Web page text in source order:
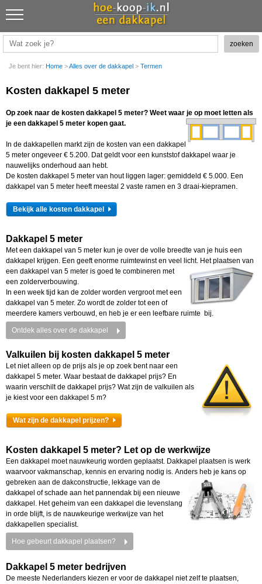
Je bent hier: Home >Alles over de dakkapel > Termen
Kosten dakkapel 5 meter
Op zoek naar de kosten dakkapel 5 meter? Weet waar je op moet letten als
je een dakkapel 5 meter kopen gaat.
In de dakkapellen markt zijn de kosten van een dakkapel
5 meter ongeveer € 5.200. Dat geldt voor een kunststof dakkapel waar je
nauwelijks onderhoud aan hebt.
De kosten dakkapel 5 meter van hout liggen lager: gemiddeld € 5.000. Een
dakkapel van 5 meter heeft meestal 2 vaste ramen en 3 draai-kiepramen.
Bekijk alle kosten dakkapel
Dakkapel 5 meter
Met een dakkapel van 5 meter kun je over de volle breedte van je huis een
dakkapel krijgen. Een geeft enorme ruimtewinst en veel licht. Het plaatsen van
een dakkapel van 5 meter is goed te combineren met
een zolderverbouwing.
In een week tijd kan de zolder worden vergroot met een
dakkapel van 5 meter. Zo wordt de zolder tot een of
meerdere kamers verbouwd, en heb je er een leefbare ruimte bij.
Ontdek alles over de dakkapel
Valkuilen bij kosten dakkapel 5 meter
Let niet alleen op de prijs als je op zoek bent naar een
dakkapel 5 meter. Waar bestaat de dakkapel prijs? En
waarin verschilt de dakkapel prijs? Wat zijn de valkuilen als
je kiest voor een dakkapel 5 m?
Wat zijn de dakkapel prijzen?
Kosten dakkapel 5 meter? Let op de werkwijze
Een dakkapel moet nauwkeurig worden geplaatst. Dakkapel plaatsen is werk
waarvoor vakmanschap, kennis en ervaring nodig is. Anders heb je kans op
gebreken aan de dakconstructie, lekkage van de
dakkapel of schade aan het pannendak bij een nieuwe
dakkapel. Het geheim van een dakkapel die levenslang
in orde blijft, is de nauwkeurige werkwijze van het
dakkapellen specialist.
Hoe gebeurt dakkapel plaatsen?
Dakkapel 5 meter bedrijven
De meeste Nederlanders kiezen er voor de dakkapel niet zelf te plaatsen,